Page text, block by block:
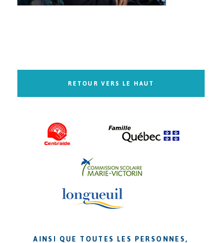
RETOUR VERS LE HAUT
AINSI QUE TOUTES LES PERSONNES,